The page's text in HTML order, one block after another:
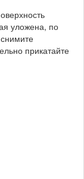
уложена, по
прикатайте